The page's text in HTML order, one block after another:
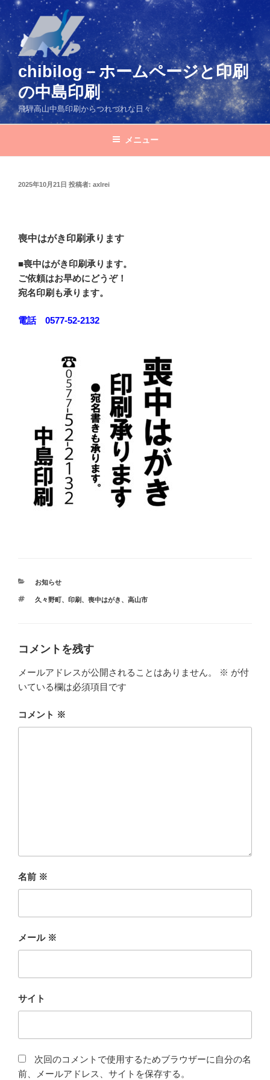
コ
ン
ン
ス
キ
ッ
chibilog－ホームページと印刷
の中島印刷
飛騨高山中島印刷からつれづれな日々
メニュー
投
2025年10月21日 投稿者: axlrei
喪中はがき印刷承ります
■喪中はがき印刷承ります。
ご依頼はお早めにどうぞ！
宛名印刷も承ります。
電話 0577-52-2132
カ
ゴ
お知らせ
タ
久々野町、 印刷 、 喪中はがき 、 高山市
コメントを残す
メールアドレスが公開されることはありません。 ※ が付
いている欄は必須項目です
コメント ※
名前 ※
メール ※
サイト
次回のコメントで使用するためブラウザーに自分の名
前、メールアドレス、サイトを保存する。